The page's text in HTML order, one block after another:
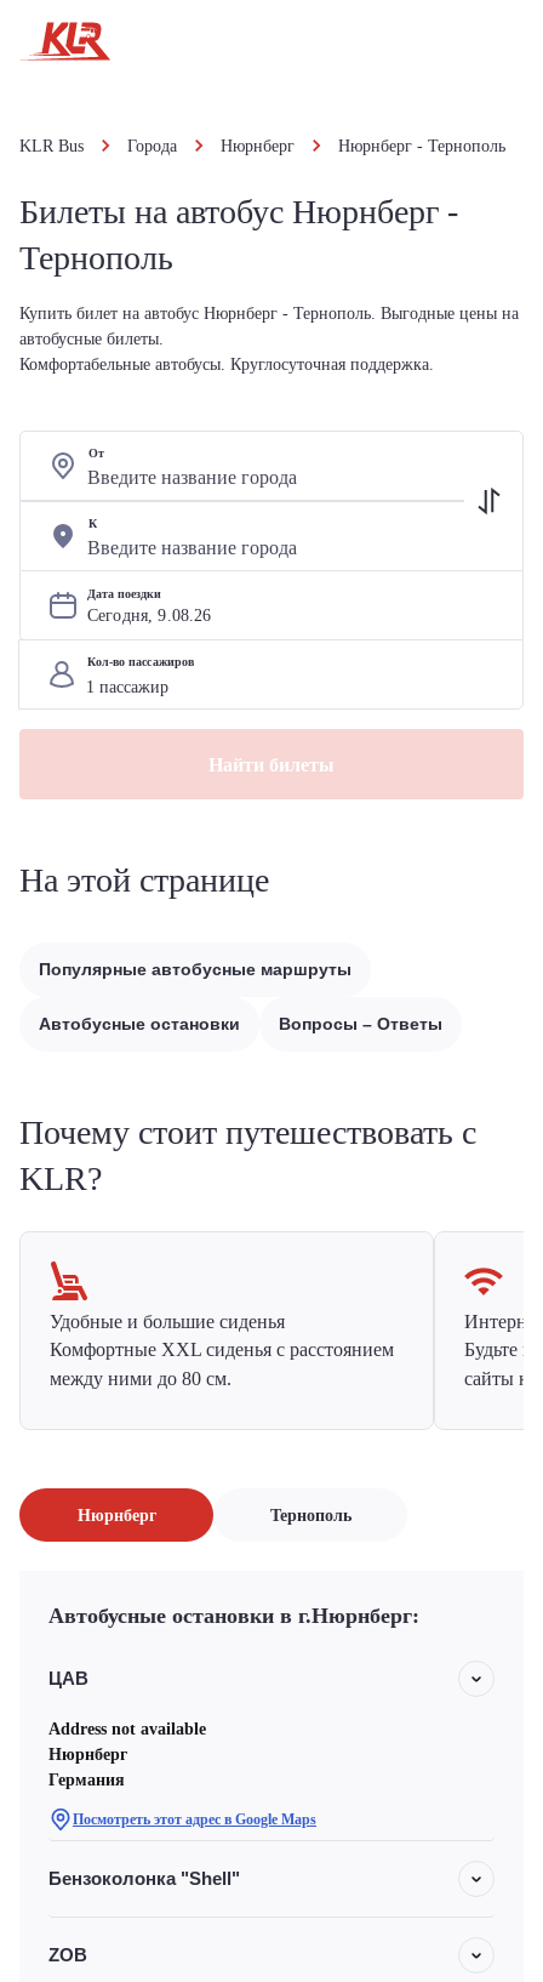
KLR Bus Города Нюрнберг Нюрнберг - Тернополь
Билеты на автобус Нюрнберг -
Тернополь
Купить билет на автобус Нюрнберг - Тернополь. Выгодные цены на
автобусные билеты.
Комфортабельные автобусы. Круглосуточная поддержка.
От
К
Дата поездки
Сегодня, 9.08.26
Кол-во пассажиров
Найти билеты
На этой странице
Популярные автобусные маршруты
Автобусные остановки Вопросы – Ответы
Почему стоит путешествовать с
KLR?
Удобные и большие сиденья
Комфортные XXL сиденья с расстоянием
между ними до 80 см.
Будьте
сайты на
Нюрнберг Тернополь
Автобусные остановки в г.Нюрнберг:
ЦАВ
Address not available
Нюрнберг
Германия
Посмотреть этот адрес в Google Maps
Бензоколонка "Shell"
ZOB